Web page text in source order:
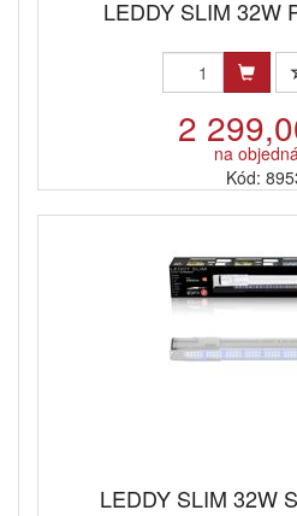
LEDDY SLIM 32W
2
na
Kód:
LEDDY SLIM 32W